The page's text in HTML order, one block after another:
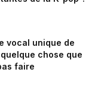
vocal unique de
chose que
faire